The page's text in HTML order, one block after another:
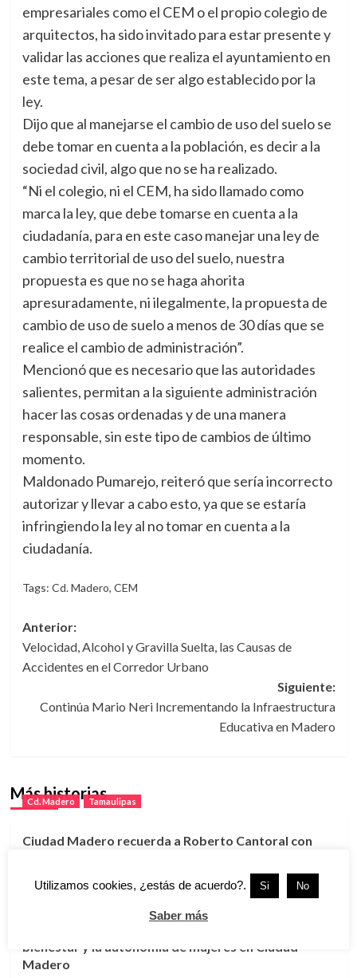
empresariales como el CEM o el propio colegio de
arquitectos, ha sido invitado para estar presente y
validar las acciones que realiza el ayuntamiento en
este tema, a pesar de ser algo establecido por la
ley.
Dijo que al manejarse el cambio de uso del suelo se
debe tomar en cuenta a la población, es decir a la
sociedad civil, algo que no se ha realizado.
“Ni el colegio, ni el CEM, ha sido llamado como
marca la ley, que debe tomarse en cuenta a la
ciudadanía, para en este caso manejar una ley de
cambio territorial de uso del suelo, nuestra
propuesta es que no se haga ahorita
apresuradamente, ni ilegalmente, la propuesta de
cambio de uso de suelo a menos de 30 días que se
realice el cambio de administración”.
Mencionó que es necesario que las autoridades
salientes, permitan a la siguiente administración
hacer las cosas ordenadas y de una manera
responsable, sin este tipo de cambios de último
momento.
Maldonado Pumarejo, reiteró que sería incorrecto
autorizar y llevar a cabo esto, ya que se estaría
infringiendo la ley al no tomar en cuenta a la
ciudadanía.
Tags: Cd. Madero, CEM
Navegación
de
entradas
Anterior:
Velocidad, Alcohol y Gravilla Suelta, las Causas de
Accidentes en el Corredor Urbano
Siguiente:
Continúa Mario Neri Incrementando la Infraestructura
Educativa en Madero
Más historias
Cd. Madero Tamaulipas
Ciudad Madero recuerda a Roberto Cantoral con
Cd. Madero
Tamaulipas
bienestar y la autonomía de mujeres en Ciudad
Madero
Utilizamos cookies, ¿estás de acuerdo?. Si No
Saber más